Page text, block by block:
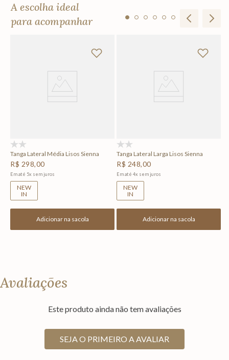
A escolha ideal
para acompanhar
Tanga Lateral Média Lisos Sienna
R$ 298,00
Em até 5x sem juros
NEW
IN
Adicionar na sacola
Tanga Lateral Larga Lisos Sienna
R$ 248,00
Em até 4x sem juros
NEW
IN
Adicionar na sacola
Avaliações
Este produto ainda não tem avaliações
SEJA O PRIMEIRO A AVALIAR